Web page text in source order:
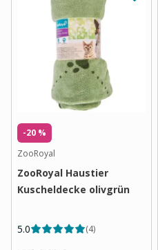
-20 %
ZooRoyal
ZooRoyal Haustier
Kuscheldecke olivgrün
5.0 (4)